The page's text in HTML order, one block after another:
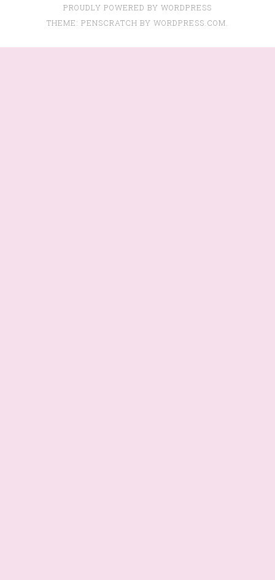
PROUDLY POWERED BY WORDPRESS
THEME: PENSCRATCH BY WORDPRESS.COM.